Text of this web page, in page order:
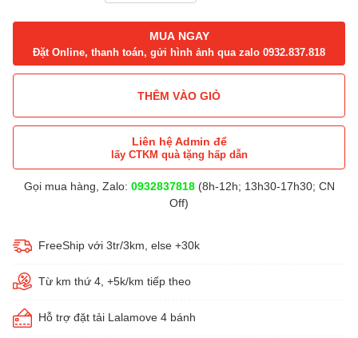
MUA NGAY
Đặt Online, thanh toán, gửi hình ảnh qua zalo 0932.837.818
THÊM VÀO GIỎ
Liên hệ Admin để
lấy CTKM quà tặng hấp dẫn
Gọi mua hàng, Zalo: 0932837818(8h-12h; 13h30-17h30; CN
Off)
FreeShip với 3tr/3km, else +30k
Từ km thứ 4, +5k/km tiếp theo
Hỗ trợ đặt tải Lalamove 4 bánh